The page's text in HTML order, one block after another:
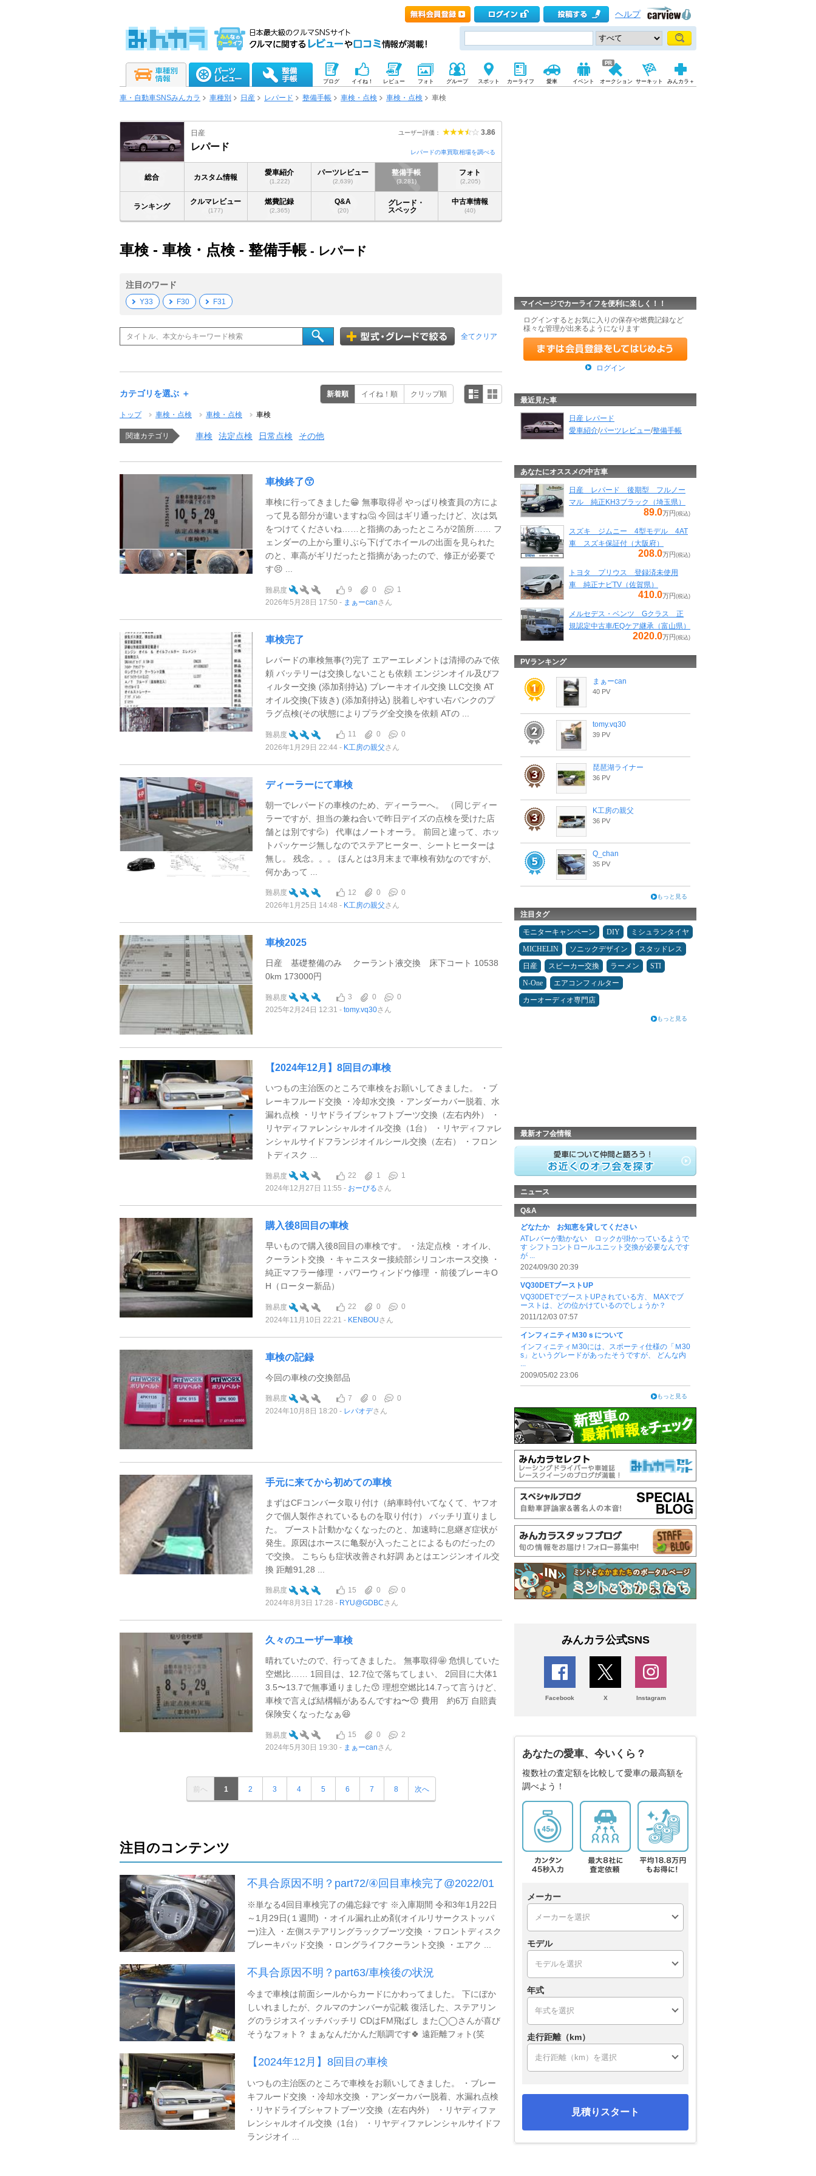
ヘルプ
ブログ イイね！ レビュー フォト グループ スポット カーライフ 愛車 イベント オークション サーキット みんカラ＋
車・自動車SNSみんカラ 車種別 日産 レパード 整備手帳 車検・点検 車検・点検 車検
ユーザー評価： 3.86
日産
レパード
レパードの車買取相場を調べる
総合 カスタム情報
愛車紹介
(1,222)
パーツレビュー
(2,639)
整備手帳
(3,281)
フォト
(2,205)
ランキング
クルマレビュー
(177)
燃費記録
(2,365)
Q&A
(20)
グレード・
スペック
中古車情報
(40)
車検 - 車検・点検 - 整備手帳 - レパード
注目のワード
Y33 F30 F31
全てクリア
カテゴリを選ぶ ＋ 新着順 イイね！順 クリップ順
トップ 車検・点検 車検・点検 車検
関連カテゴリ 車検 法定点検 日常点検 その他
車検終了😙
車検に行ってきました😁 無事取得✌️ やっぱり検査員の方によ
って見る部分が違いますね🤔 今回はギリ通ったけど、次は気
をつけてくださいね……と指摘のあったところが2箇所…… フ
ェンダーの上から重りぶら下げてホイールの出面を見られた
のと、車高がギリだったと指摘があったので、修正が必要で
す😣 ...
難易度 9 0
1
2026年5月28日 17:50
まぁーcanさん
車検完了
レパードの車検無事(?)完了 エアーエレメントは清掃のみで依
頼 バッテリーは交換しないことも依頼 エンジンオイル及びフ
ィルター交換 (添加剤持込) ブレーキオイル交換 LLC交換 AT
オイル交換(下抜き) (添加剤持込) 脱着しやすい右バンクのプ
ラグ点検(その状態によりプラグ全交換を依頼 ATの ...
難易度 11 0
0
2026年1月29日 22:44
K工房の親父さん
ディーラーにて車検
朝一でレパードの車検のため、ディーラーへ。 （同じディー
ラーですが、担当の兼ね合いで昨日デイズの点検を受けた店
舗とは別です💦） 代車はノートオーラ。 前回と違って、ホッ
トパッケージ無しなのでステアヒーター、シートヒーターは
無し。 残念。。。 ほんとは3月末まで車検有効なのですが、
何かあって ...
難易度 12 0
0
2026年1月25日 14:48
K工房の親父さん
車検2025
日産 基礎整備のみ クーラント液交換 床下コート 10538
0km 173000円
難易度 3 0
0
2025年2月24日 12:31
tomy.vq30さん
【2024年12月】8回目の車検
いつもの主治医のところで車検をお願いしてきました。 ・ブ
レーキフルード交換 ・冷却水交換 ・アンダーカバー脱着、水
漏れ点検 ・リヤドライブシャフトブーツ交換（左右内外） ・
リヤディファレンシャルオイル交換（1台） ・リヤディファレ
ンシャルサイドフランジオイルシール交換（左右） ・フロン
トディスク ...
難易度 22 1
1
2024年12月27日 11:55
おーびるさん
購入後8回目の車検
早いもので購入後8回目の車検です。 ・法定点検 ・オイル、
クーラント交換 ・キャニスター接続部シリコンホース交換 ・
純正マフラー修理 ・パワーウィンドウ修理 ・前後ブレーキO
H（ローター新品）
難易度 22 0
0
2024年11月10日 22:21
KENBOUさん
車検の記録
今回の車検の交換部品
難易度 7 0
0
2024年10月8日 18:20
レパオデさん
手元に来てから初めての車検
まずはCFコンバータ取り付け（納車時付いてなくて、ヤフオ
クで個人製作されているものを取り付け） バッチリ直りまし
た。 ブースト計動かなくなったのと、加速時に息継ぎ症状が
発生。原因はホースに亀裂が入ったことによるものだったの
で交換。 こちらも症状改善され好調 あとはエンジンオイル交
換 距離91,28 ...
難易度 15 0
0
2024年8月3日 17:28
RYU@GDBCさん
久々のユーザー車検
晴れていたので、行ってきました。 無事取得🤩 危惧していた
空燃比…… 1回目は、12.7位で落ちてしまい、 2回目に大体1
3.5〜13.7で無事通りました😙 理想空燃比14.7って言うけど、
車検で言えば結構幅があるんですね〜😙 費用 約6万 自賠責
保険安くなったなぁ😆
難易度 15 0
2
2024年5月30日 19:30
まぁーcanさん
前へ 1 2 3 4 5 6 7 8 次へ
注目のコンテンツ
不具合原因不明？part72/④回目車検完了@2022/01
※単なる4回目車検完了の備忘録です ※入庫期間 令和3年1月22日
～1月29日(１週間) ・オイル漏れ止め剤(オイルリサークストッパ
ー)注入 ・左側ステアリングラックブーツ交換 ・フロントディスク
ブレーキパッド交換 ・ロングライフクーラント交換 ・エアク ...
不具合原因不明？part63/車検後の状況
今まで車検は前面シールからカードにかわってました。 下にぼか
しいれましたが、クルマのナンバーが記載 復活した、ステアリン
グのラジオスイッチバッチリ CDはFM飛ばし また◯◯さんが喜び
そうなフォト？ まぁなんだかんだ順調です🍀 遠距離フォト(笑
【2024年12月】8回目の車検
いつもの主治医のところで車検をお願いしてきました。 ・ブレー
キフルード交換 ・冷却水交換 ・アンダーカバー脱着、水漏れ点検
・リヤドライブシャフトブーツ交換（左右内外） ・リヤディファ
レンシャルオイル交換（1台） ・リヤディファレンシャルサイドフ
ランジオイ ...
マイページでカーライフを便利に楽しく！！
ログインするとお気に入りの保存や燃費記録など
様々な管理が出来るようになります
ログイン
最近見た車
日産 レパード
愛車紹介/パーツレビュー/整備手帳
あなたにオススメの中古車
日産 レパード 後期型 フルノー
マル 純正KH3ブラック（埼玉県）
89.0万円 (税込)
スズキ ジムニー 4型モデル 4AT
車 スズキ保証付（大阪府）
208.0万円 (税込)
トヨタ プリウス 登録済未使用
車 純正ナビTV（佐賀県）
410.0万円 (税込)
メルセデス・ベンツ Gクラス 正
規認定中古車/EQケア継承（富山県）
2020.0万円 (税込)
PVランキング
まぁーcan
40 PV
tomy.vq30
39 PV
琵琶湖ライナー
36 PV
K工房の親父
36 PV
Q_chan
35 PV
もっと見る
注目タグ
モニターキャンペーン DIY
ミシュランタイヤ
MICHELIN
ソニックデザイン
スタッドレス
日産
スピーカー交換 ラーメン
STI
N-One
エアコンフィルター
カーオーディオ専門店
もっと見る
最新オフ会情報
ニュース
Q&A
どなたか お知恵を貸してください
ATレバーが動かない ロックが掛かっているようで
す シフトコントロールユニット交換が必要なんです
が ...
2024/09/30 20:39
VQ30DETブーストUP
VQ30DETでブーストUPされている方、 MAXでブ
ーストは、どの位かけているのでしょうか？
2011/12/03 07:57
インフィニティＭ30ｓについて
インフィニティＭ30には、スポーティ仕様の「Ｍ30
s」というグレードがあったそうですが、 どんな内
...
2009/05/02 23:06
もっと見る
みんカラ公式SNS
Facebook X Instagram
あなたの愛車、今いくら？
複数社の査定額を比較して愛車の最高額を
調べよう！
メーカー
モデル
年式
走行距離（km）
見積りスタート